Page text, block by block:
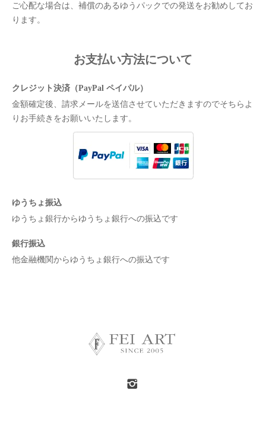
ご心配な場合は、補償のあるゆうパックでの発送をお勧めしてお
ります。
お支払い方法について
クレジット決済（PayPal ペイパル）
金額確定後、請求メールを送信させていただきますのでそちらよ
りお手続きをお願いいたします。
ゆうちょ振込
ゆうちょ銀行からゆうちょ銀行への振込です
銀行振込
他金融機関からゆうちょ銀行への振込です